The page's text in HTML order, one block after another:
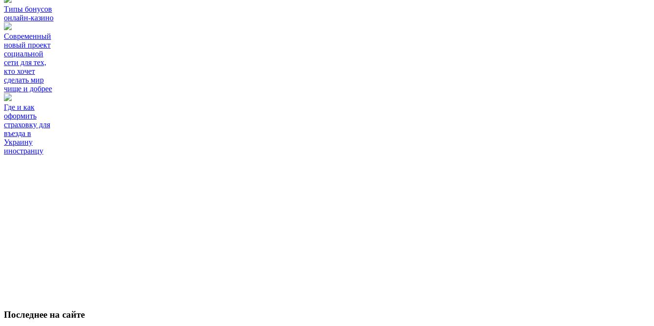
Типы бонусов
онлайн-казино
Современный
новый проект
социальной
сети для тех,
кто хочет
сделать мир
чище и добрее
Где и как
оформить
страховку для
въезда в
Украину
иностранцу
Последнее на сайте